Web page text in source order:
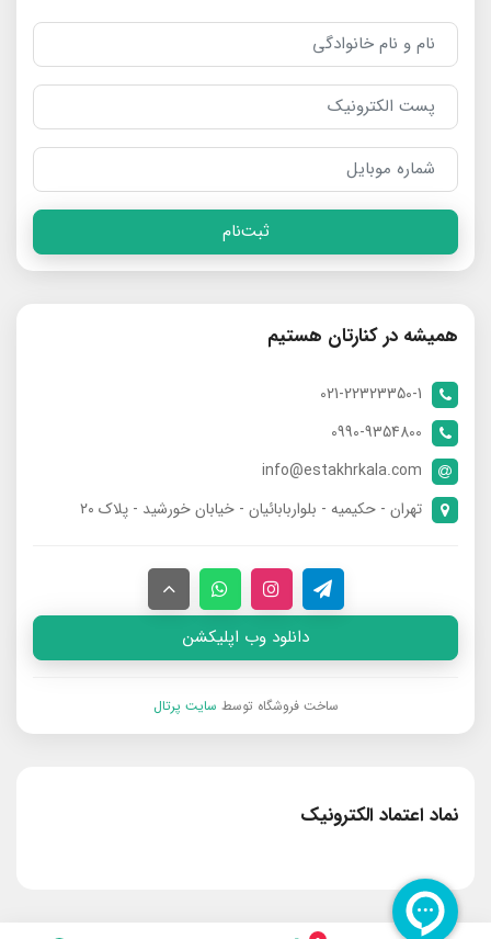
ثبت‌نام
همیشه در کنارتان هستیم
021-22323350-1
0990-9354800
info@estakhrkala.com
تهران - حکیمیه - بلواربابائیان - خیابان خورشید - پلاک ۲۰
دانلود وب اپلیکشن
ساخت فروشگاه توسط سایت پرتال
نماد اعتماد الکترونیک